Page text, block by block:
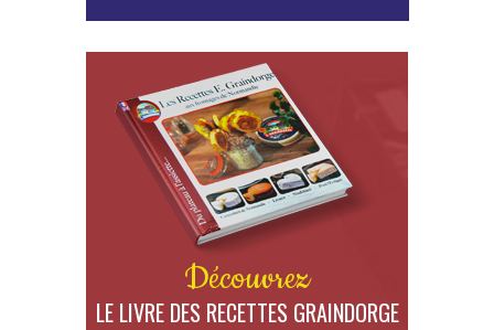
Découvrez
LE LIVRE DES RECETTES GRAINDORGE